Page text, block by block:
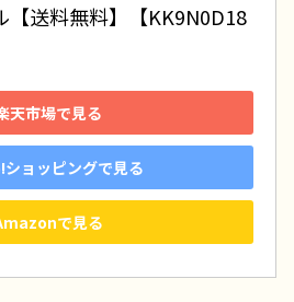
【送料無料】【KK9N0D18
天市場で見る
ョッピングで見る
で見る